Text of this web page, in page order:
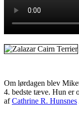
Om lørdagen blev
4. bedste tæve. Hun er
afCathrine R. Hunsnes